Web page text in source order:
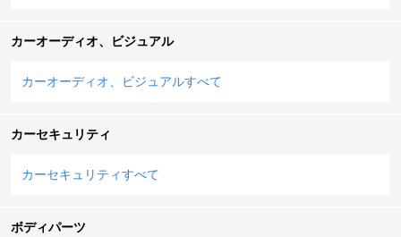
カーオーディオ、ビジュアル
カーオーディオ、ビジュアルすべて
カーセキュリティ
カーセキュリティすべて
ボディパーツ